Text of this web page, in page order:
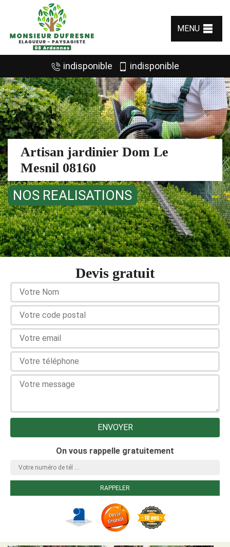
MENU
indisponible indisponible
Artisan jardinier Dom Le
Mesnil 08160
NOS REALISATIONS
Devis gratuit
On vous rappelle gratuitement